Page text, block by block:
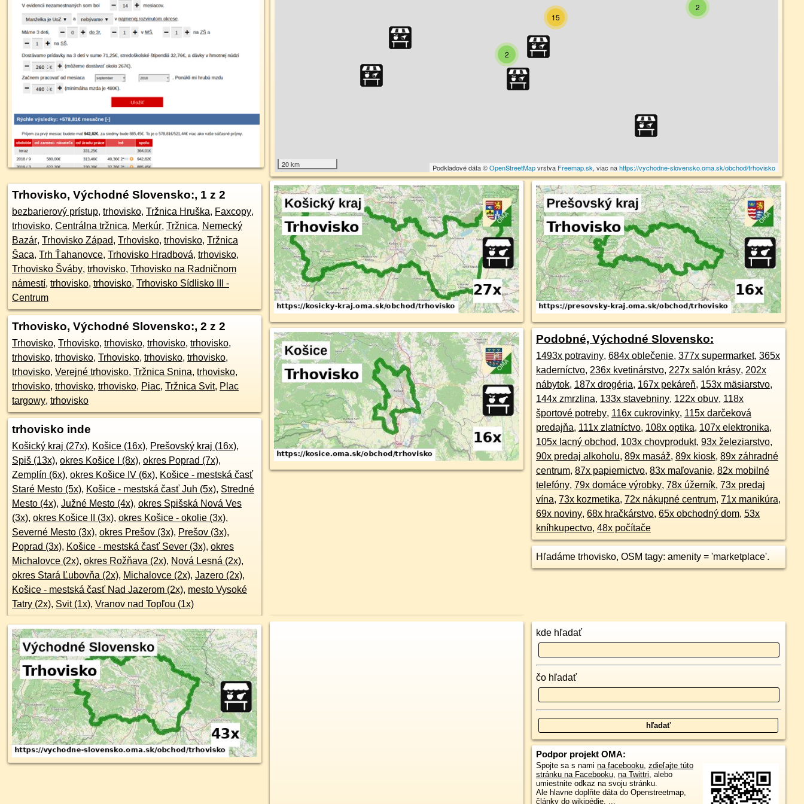
2
2
15
20 km Podkladové dáta ©OpenStreetMapvrstva Freemap.sk, viac nahttps://vychodne-slovensko.oma.sk/obchod/trhovisko
Trhovisko, Východné Slovensko:, 1 z 2
bezbarierový prístup, trhovisko, Tržnica Hruška, Faxcopy,
trhovisko, Centrálna tržnica, Merkúr, Tržnica, Nemecký
Bazár, Trhovisko Západ, Trhovisko, trhovisko, Tržnica
Šaca, Trh Ťahanovce, Trhovisko Hradbová, trhovisko,
Trhovisko Šváby, trhovisko, Trhovisko na Radničnom
námestí, trhovisko, trhovisko, Trhovisko Sídlisko III -
Centrum
Trhovisko, Východné Slovensko:, 2 z 2
Trhovisko, Trhovisko, trhovisko, trhovisko, trhovisko,
trhovisko, trhovisko, Trhovisko, trhovisko, trhovisko,
trhovisko, Verejné trhovisko, Tržnica Snina, trhovisko,
trhovisko, trhovisko, trhovisko, Piac, Tržnica Svit, Plac
targowy, trhovisko
trhovisko inde
Košický kraj (27x), Košice (16x), Prešovský kraj (16x),
Spiš (13x), okres Košice I (8x), okres Poprad (7x),
Zemplín (6x), okres Košice IV (6x), Košice - mestská časť
Staré Mesto (5x), Košice - mestská časť Juh (5x), Stredné
Mesto (4x), Južné Mesto (4x), okres Spišská Nová Ves
(3x), okres Košice II (3x), okres Košice - okolie (3x),
Severné Mesto (3x), okres Prešov (3x), Prešov (3x),
Poprad (3x), Košice - mestská časť Sever (3x), okres
Michalovce (2x), okres Rožňava (2x), Nová Lesná (2x),
okres Stará Ľubovňa (2x), Michalovce (2x), Jazero (2x),
Košice - mestská časť Nad Jazerom (2x), mesto Vysoké
Tatry (2x), Svit (1x), Vranov nad Topľou (1x)
Podobné, Východné Slovensko:
1493x potraviny, 684x oblečenie, 377x supermarket, 365x
kaderníctvo, 236x kvetinárstvo, 227x salón krásy, 202x
nábytok, 187x drogéria, 167x pekáreň, 153x mäsiarstvo,
144x zmrzlina, 133x stavebniny, 122x obuv, 118x
športové potreby, 116x cukrovinky, 115x darčeková
predajňa, 111x zlatníctvo, 108x optika, 107x elektronika,
105x lacný obchod, 103x chovprodukt, 93x železiarstvo,
90x predaj alkoholu, 89x masáž, 89x kiosk, 89x záhradné
centrum, 87x papiernictvo, 83x maľovanie, 82x mobilné
telefóny, 79x domáce výrobky, 78x úžerník, 73x predaj
vína, 73x kozmetika, 72x nákupné centrum, 71x manikúra,
69x noviny, 68x hračkárstvo, 65x obchodný dom, 53x
kníhkupectvo, 48x počítače
Hľadáme trhovisko, OSM tagy: amenity = 'marketplace'.
kde hľadať
čo hľadať
Podpor projekt OMA:
Spojte sa s nami na facebooku, zdieľajte túto
stránku na Facebooku, na Twittri, alebo
umiestnite odkaz na svoju stránku.
Ale hlavne doplňte dáta do Openstreetmap,
články do wikipédie, ...